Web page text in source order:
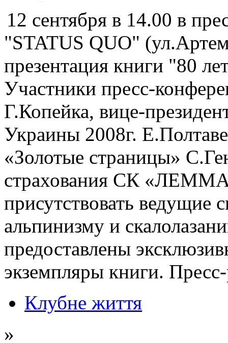
12 сентября в 14.00 в
"STATUS QUO"
презентация книги "80
Участники пресс-
Г.Копейка, вице-
Украины 2008г.
«Золотые страницы»
страхования СК
присутствовать ведущие
альпинизму и
предоставлены
экземпляры книги.
Клубне життя
»